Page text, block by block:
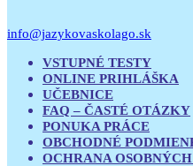
info@jazykovaskolago.sk
VSTUPNÉ TESTY
ONLINE PRIHLÁŠKA
UČEBNICE
FAQ – ČASTÉ OTÁZKY
PONUKA PRÁCE
OBCHODNÉ
OCHRANA